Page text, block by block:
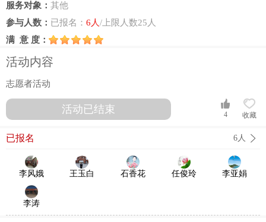
服务对象： 其他
参与人数： 已报名： 6人/上限人数25人
满 意 度：
活动内容
志愿者活动
活动已结束 收藏
4
已报名 6人
李风娥 王玉白 石香花 任俊玲 李亚娟
李涛